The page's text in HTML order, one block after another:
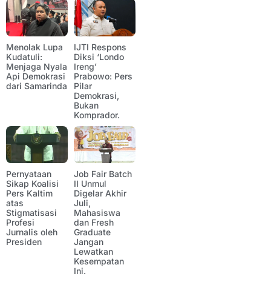
Menolak Lupa
Kudatuli:
Menjaga Nyala
Api Demokrasi
dari Samarinda
IJTI Respons
Diksi ‘Londo
Ireng’
Prabowo: Pers
Pilar
Demokrasi,
Bukan
Komprador.
Pernyataan
Sikap Koalisi
Pers Kaltim
atas
Stigmatisasi
Profesi
Jurnalis oleh
Presiden
Job Fair Batch
II Unmul
Digelar Akhir
Juli,
Mahasiswa
dan Fresh
Graduate
Jangan
Lewatkan
Kesempatan
Ini.